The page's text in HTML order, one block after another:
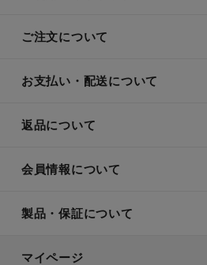
ご注文について
お支払い・配送について
返品について
会員情報について
製品・保証について
マイページ